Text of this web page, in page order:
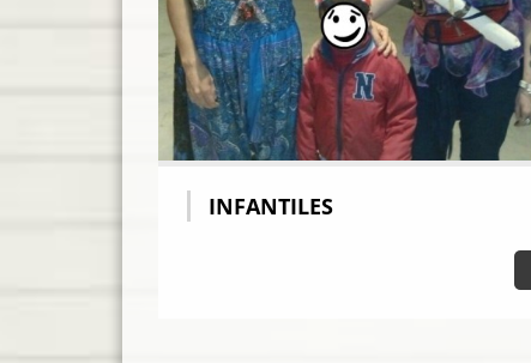
INFANTILES